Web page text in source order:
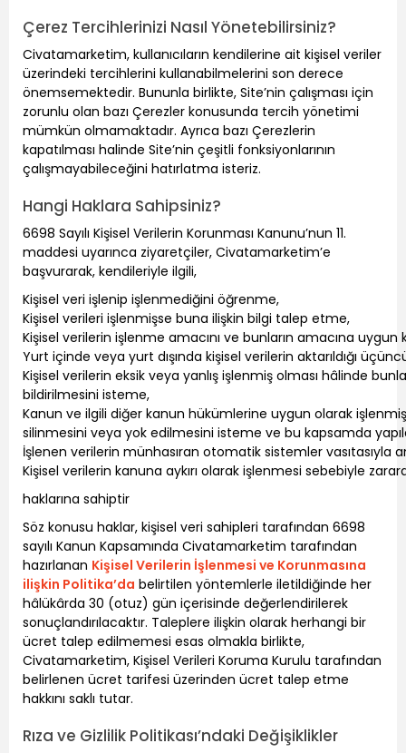
Çerez Tercihlerinizi Nasıl Yönetebilirsiniz?
Civatamarketim, kullanıcıların kendilerine ait kişisel veriler
üzerindeki tercihlerini kullanabilmelerini son derece
önemsemektedir. Bununla birlikte, Site’nin çalışması için
zorunlu olan bazı Çerezler konusunda tercih yönetimi
mümkün olmamaktadır. Ayrıca bazı Çerezlerin
kapatılması halinde Site’nin çeşitli fonksiyonlarının
çalışmayabileceğini hatırlatma isteriz.
Hangi Haklara Sahipsiniz?
6698 Sayılı Kişisel Verilerin Korunması Kanunu’nun 11.
maddesi uyarınca ziyaretçiler, Civatamarketim’e
başvurarak, kendileriyle ilgili,
Kişisel veri işlenip işlenmediğini öğrenme,
Kişisel verileri işlenmişse buna ilişkin bilgi talep etme,
Kişisel verilerin işlenme amacını ve bunların amacına uygun
Yurt içinde veya yurt dışında kişisel verilerin aktarıldığı
Kişisel verilerin eksik veya yanlış işlenmiş olması hâlinde
bildirilmesini isteme,
Kanun ve ilgili diğer kanun hükümlerine uygun olarak
silinmesini veya yok edilmesini isteme ve bu kapsamda
İşlenen verilerin münhasıran otomatik sistemler
Kişisel verilerin kanuna aykırı olarak işlenmesi sebebiyle
haklarına sahiptir
Söz konusu haklar, kişisel veri sahipleri tarafından 6698
sayılı Kanun Kapsamında Civatamarketim tarafından
hazırlanan Kişisel Verilerin İşlenmesi ve Korunmasına
ilişkin Politika’da belirtilen yöntemlerle iletildiğinde her
hâlükârda 30 (otuz) gün içerisinde değerlendirilerek
sonuçlandırılacaktır. Taleplere ilişkin olarak herhangi bir
ücret talep edilmemesi esas olmakla birlikte,
Civatamarketim, Kişisel Verileri Koruma Kurulu tarafından
belirlenen ücret tarifesi üzerinden ücret talep etme
hakkını saklı tutar.
Rıza ve Gizlilik Politikası’ndaki Değişiklikler